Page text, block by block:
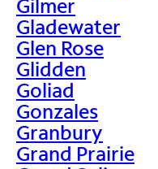
Gilmer
Gladewater
Glen Rose
Glidden
Goliad
Gonzales
Granbury
Grand Prairie